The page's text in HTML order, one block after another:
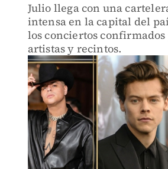
Julio llega con una
intensa en la capital del
los conciertos
artistas y recintos.